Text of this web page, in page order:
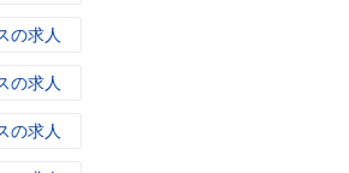
の求人
の求人
の求人